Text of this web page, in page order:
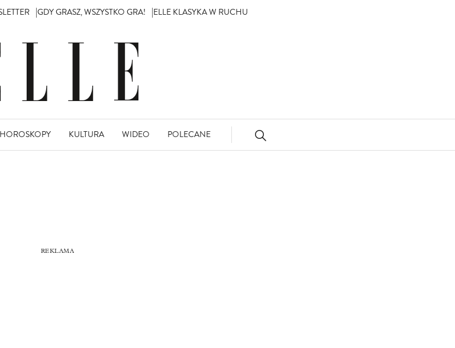
GDY GRASZ, WSZYSTKO GRA! ELLE KLASYKA W RUCHU
HOROSKOPY KULTURA WIDEO POLECANE